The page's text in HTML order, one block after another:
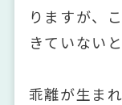
りますが、
きていない
乖離が生ま